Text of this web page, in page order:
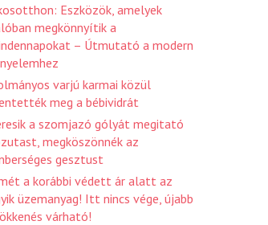
Eszközök, amelyek
megkönnyítik a
– Útmutató a modern
varjú karmai közül
meg a bébividrát
a szomjazó gólyát megitató
megköszönnék az
gesztust
a korábbi védett ár alatt az
üzemanyag! Itt nincs vége, újabb
várható!